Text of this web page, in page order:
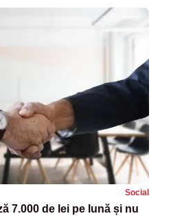
Social
7.000 de lei pe lună și nu